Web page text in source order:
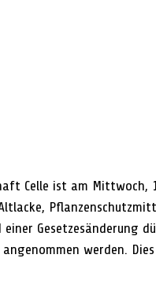
Celle ist am Mittwoch,
Gesetzesänderung
werden.